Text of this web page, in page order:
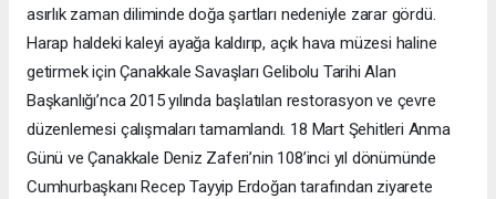
asırlık zaman diliminde doğa şartları nedeniyle zarar gördü.
Harap haldeki kaleyi ayağa kaldırıp, açık hava müzesi haline
getirmek için Çanakkale Savaşları Gelibolu Tarihi Alan
Başkanlığı’nca 2015 yılında başlatılan restorasyon ve çevre
düzenlemesi çalışmaları tamamlandı. 18 Mart Şehitleri Anma
Günü ve Çanakkale Deniz Zaferi’nin 108’inci yıl dönümünde
Cumhurbaşkanı Recep Tayyip Erdoğan tarafından ziyarete